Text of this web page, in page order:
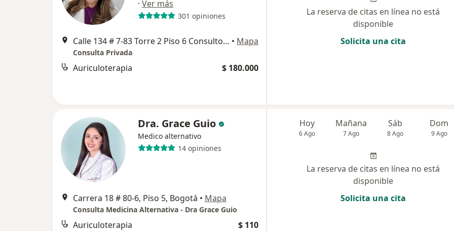
· Ver más
301 opiniones
Calle 134 # 7-83 Torre 2 Piso 6 Consultorio 265, Bogotá • Mapa
Consulta Privada
Auriculoterapia $ 180.000
La reserva de citas en línea no está
disponible
Solicita una cita
Dra. Grace Guio
Medico alternativo
14 opiniones
Carrera 18 # 80-6, Piso 5, Bogotá • Mapa
Consulta Medicina Alternativa - Dra Grace Guio
Auriculoterapia $ 110
Hoy
6 Ago
Mañana
7 Ago
Sáb
8 Ago
Dom
9 Ago
La reserva de citas en línea no está
disponible
Solicita una cita